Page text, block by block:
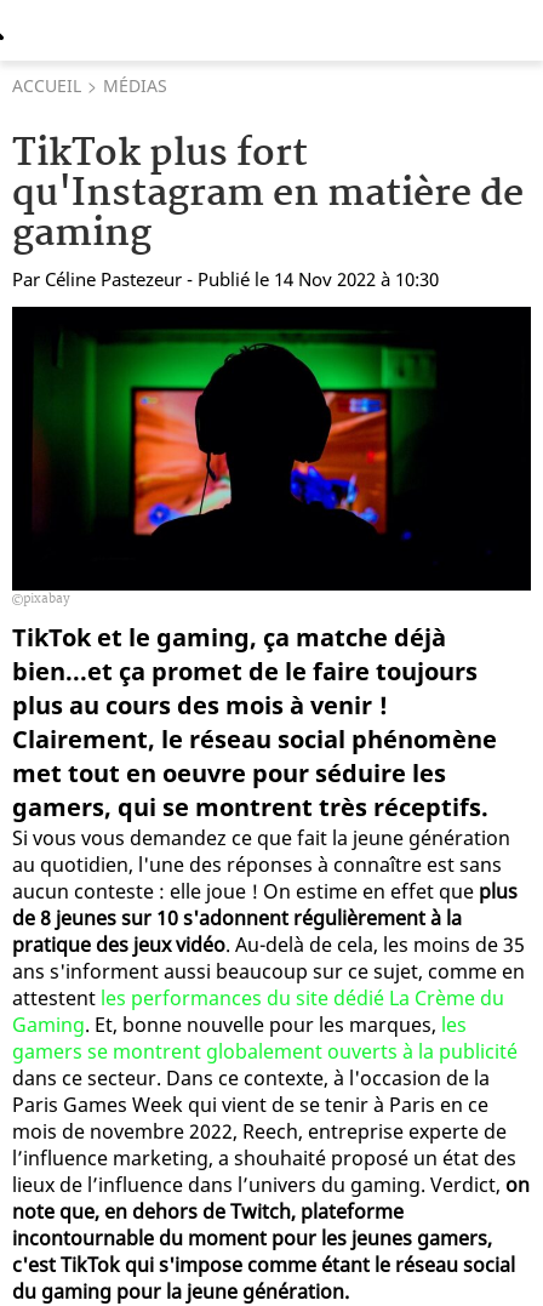
ACCUEIL MÉDIAS
TikTok plus fort
qu'Instagram en matière de
gaming
Par Céline Pastezeur - Publié le 14 Nov 2022 à 10:30
pixabay
TikTok et le gaming, ça matche déjà
bien...et ça promet de le faire toujours
plus au cours des mois à venir !
Clairement, le réseau social phénomène
met tout en oeuvre pour séduire les
gamers, qui se montrent très réceptifs.
Si vous vous demandez ce que fait la jeune génération
au quotidien, l'une des réponses à connaître est sans
aucun conteste : elle joue ! On estime en effet que plus
de 8 jeunes sur 10 s'adonnent régulièrement à la
pratique des jeux vidéo. Au-delà de cela, les moins de 35
ans s'informent aussi beaucoup sur ce sujet, comme en
attestent les performances du site dédié La Crème du
Gaming. Et, bonne nouvelle pour les marques, les
gamers se montrent globalement ouverts à la publicité
dans ce secteur. Dans ce contexte, à l'occasion de la
Paris Games Week qui vient de se tenir à Paris en ce
mois de novembre 2022, Reech, entreprise experte de
l’influence marketing, a shouhaité proposé un état des
lieux de l’influence dans l’univers du gaming. Verdict, on
note que, en dehors de Twitch, plateforme
incontournable du moment pour les jeunes gamers,
c'est TikTok qui s'impose comme étant le réseau social
du gaming pour la jeune génération.